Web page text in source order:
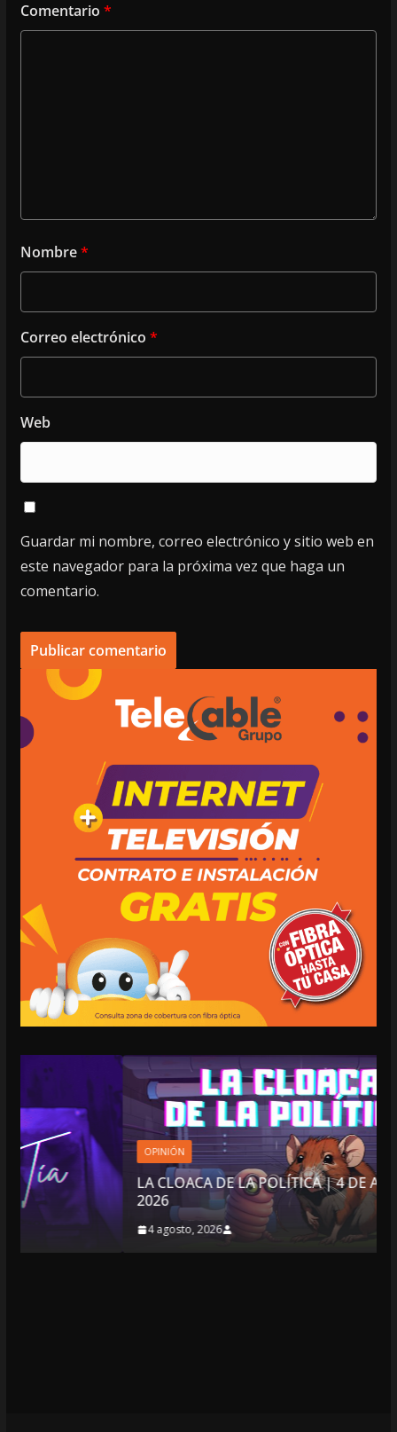
Comentario *
Nombre*
Correo electrónico *
Web
Guardar mi nombre, correo electrónico y sitio web en
este navegador para la próxima vez que haga un
comentario.
OPINIÓN
LA CLOACA DE LA POLÍTICA | 4 DE AGOSTO DE
2026
4 agosto, 2026